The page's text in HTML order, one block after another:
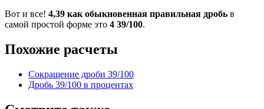
Вот и все! 4,39 как обыкновенная правильная дробь в
самой простой форме это 4 39/100.
Похожие расчеты
Сокращение дроби 39/100
Дробь 39/100 в процентах